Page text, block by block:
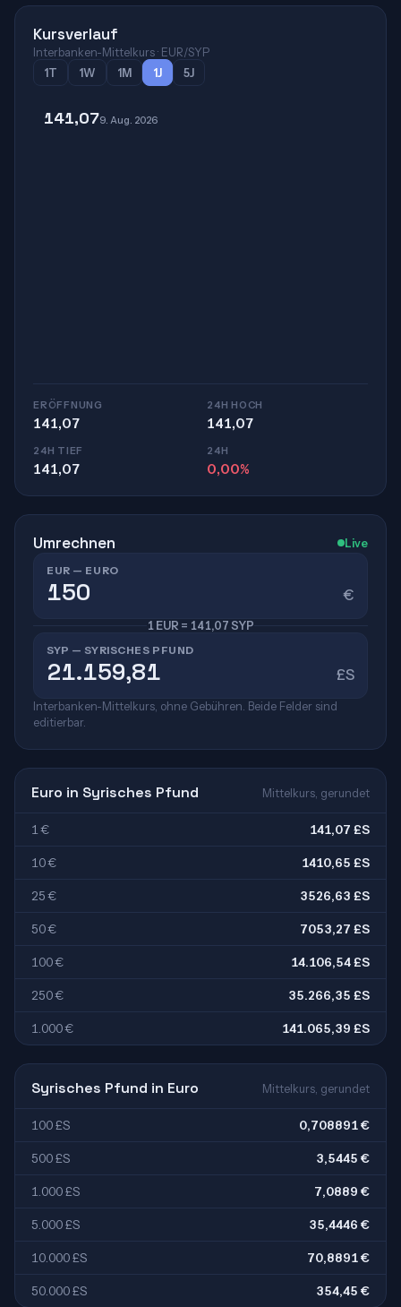
Kursverlauf
Interbanken-Mittelkurs · EUR/SYP
1T
1W 1M 1J 5J
141,079. Aug. 2026
ERÖFFNUNG
141,07
24H HOCH
141,07
24H TIEF
141,07
24H
0,00%
Umrechnen Live
EUR — EURO
€
1 EUR = 141,07 SYP
SYP — SYRISCHES PFUND
£S
Interbanken-Mittelkurs, ohne Gebühren. Beide Felder sind
editierbar.
Euro in Syrisches Pfund Mittelkurs, gerundet
1 € 141,07 £S
10 € 1410,65 £S
25 € 3526,63 £S
50 € 7053,27 £S
100 € 14.106,54 £S
250 € 35.266,35 £S
1.000 € 141.065,39 £S
Syrisches Pfund in Euro Mittelkurs, gerundet
100 £S 0,708891 €
500 £S 3,5445 €
1.000 £S 7,0889 €
5.000 £S 35,4446 €
10.000 £S 70,8891 €
50.000 £S 354,45 €